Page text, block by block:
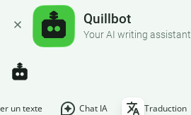
Quillbot
Your AI writing assistant
un texte Chat IA Traduction